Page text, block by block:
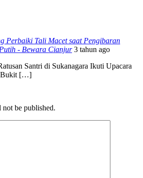
Perbaiki Tali Macet saat Pengibaran
- Bewara Cianjur 3 tahun ago
Santri di Sukanagara Ikuti Upacara
Bukit […]
be published.